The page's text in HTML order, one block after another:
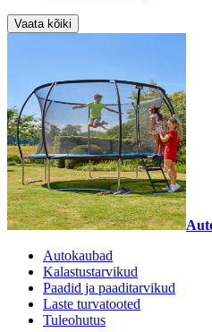
Vaata kõiki
Autokaubad
Kalastustarvikud
Paadid ja paaditarvikud
Laste turvatooted
Tuleohutus